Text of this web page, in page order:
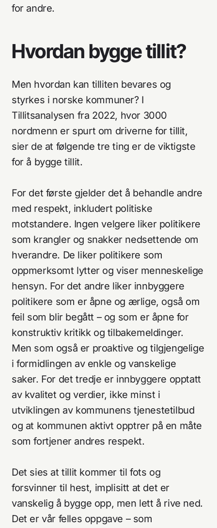
for andre.
Hvordan bygge tillit?
Men hvordan kan tilliten bevares og
styrkes i norske kommuner? I
Tillitsanalysen fra 2022, hvor 3000
nordmenn er spurt om driverne for tillit,
sier de at følgende tre ting er de viktigste
for å bygge tillit.
For det første gjelder det å behandle andre
med respekt, inkludert politiske
motstandere. Ingen velgere liker politikere
som krangler og snakker nedsettende om
hverandre. De liker politikere som
oppmerksomt lytter og viser menneskelige
hensyn. For det andre liker innbyggere
politikere som er åpne og ærlige, også om
feil som blir begått – og som er åpne for
konstruktiv kritikk og tilbakemeldinger.
Men som også er proaktive og tilgjengelige
i formidlingen av enkle og vanskelige
saker. For det tredje er innbyggere opptatt
av kvalitet og verdier, ikke minst i
utviklingen av kommunens tjenestetilbud
og at kommunen aktivt opptrer på en måte
som fortjener andres respekt.
Det sies at tillit kommer til fots og
forsvinner til hest, implisitt at det er
vanskelig å bygge opp, men lett å rive ned.
Det er vår felles oppgave – som